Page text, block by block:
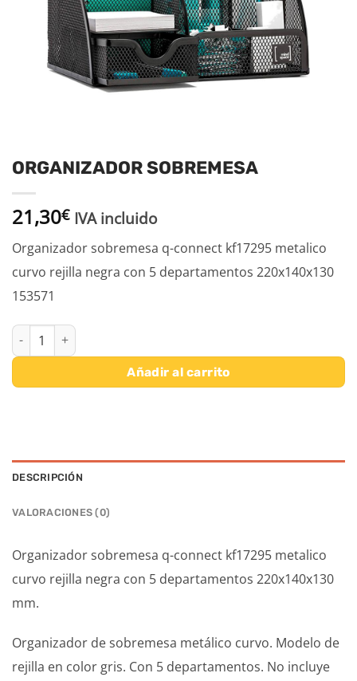
ORGANIZADOR SOBREMESA
21,30€ IVA incluido
Organizador sobremesa q-connect kf17295 metalico
curvo rejilla negra con 5 departamentos 220x140x130
153571
ORGANIZADOR SOBREMESA cantidad
Añadir al carrito
DESCRIPCIÓN
VALORACIONES (0)
Organizador sobremesa q-connect kf17295 metalico
curvo rejilla negra con 5 departamentos 220x140x130
mm.
Organizador de sobremesa metálico curvo. Modelo de
rejilla en color gris. Con 5 departamentos. No incluye